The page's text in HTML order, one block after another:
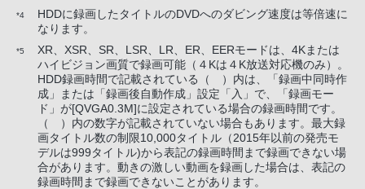
*4
HDDに録画したタイトルのDVDへのダビング速度は等倍速に
なります。
*5
XR、XSR、SR、LSR、LR、ER、EERモードは、4Kまたは
ハイビジョン画質で録画可能（４Kは４K放送対応機のみ）。
HDD録画時間で記載されている（ ）内は、「録画中同時作
成」または「録画後自動作成」設定「入」で、「録画モー
ド」が[QVGA0.3M]に設定されている場合の録画時間です。
（ ）内の数字が記載されていない場合もあります。最大録
画タイトル数の制限10,000タイトル（2015年以前の発売モ
デルは999タイトル)から表記の録画時間まで録画できない場
合があります。動きの激しい動画を録画した場合は、表記の
録画時間まで録画できないことがあります。